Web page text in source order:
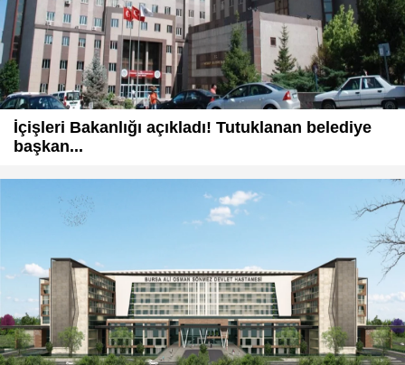
İçişleri Bakanlığı açıkladı! Tutuklanan belediye
başkan...